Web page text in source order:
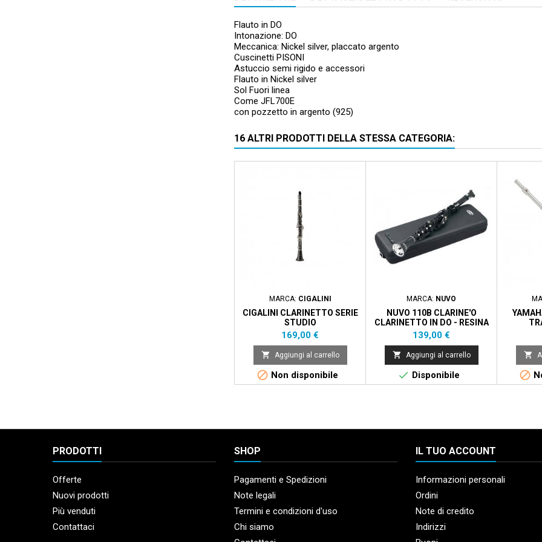
Flauto in DO
Intonazione: DO
Meccanica: Nickel silver, placcato argento
Cuscinetti PISONI
Astuccio semi rigido e accessori
Flauto in Nickel silver
Sol Fuori linea
Come JFL700E
con pozzetto in argento (925)
16 ALTRI PRODOTTI DELLA STESSA CATEGORIA:
MARCA: CIGALINI
CIGALINI CLARINETTO SERIE
STUDIO
Prezzo
169,00 €
 Aggiungi al carrello
 Non disponibile
MARCA: NUVO
NUVO 110B CLARINE'O
CLARINETTO IN DO - RESINA
Prezzo
139,00 €
 Aggiungi al carrello
 Disponibile


PRODOTTI
Offerte
Nuovi prodotti
Più venduti
Contattaci
SHOP
Pagamenti e Spedizioni
Note legali
Termini e condizioni d'uso
Chi siamo
IL TUO ACCOUNT
Informazioni personali
Ordini
Note di credito
Indirizzi